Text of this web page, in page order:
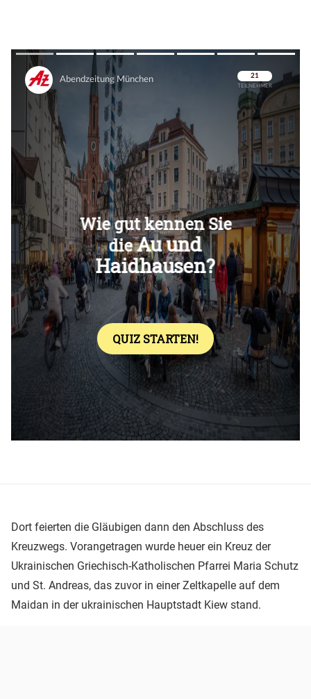
Überspringen
Überspringen
Dort feierten die Gläubigen dann den Abschluss des
Kreuzwegs. Vorangetragen wurde heuer ein Kreuz der
Ukrainischen Griechisch-Katholischen Pfarrei Maria Schutz
und St. Andreas, das zuvor in einer Zeltkapelle auf dem
Maidan in der ukrainischen Hauptstadt Kiew stand.